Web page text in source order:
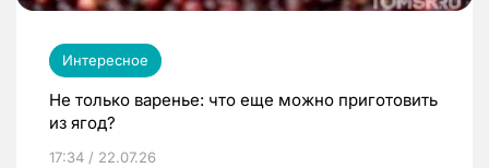
Интересное
Не только варенье: что еще можно приготовить
из ягод?
17:34 / 22.07.26